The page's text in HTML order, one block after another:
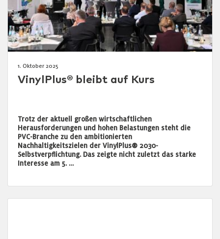
1. Oktober 2025
VinylPlus® bleibt auf Kurs
Trotz der aktuell großen wirtschaftlichen
Herausforderungen und hohen Belastungen steht die
PVC-Branche zu den ambitionierten
Nachhaltigkeitszielen der VinylPlus® 2030-
Selbstverpflichtung. Das zeigte nicht zuletzt das starke
Interesse am 5. …